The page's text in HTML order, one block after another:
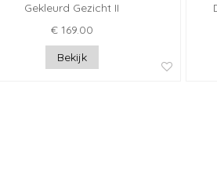
Gekleurd Gezicht II
€ 169.00
Bekijk